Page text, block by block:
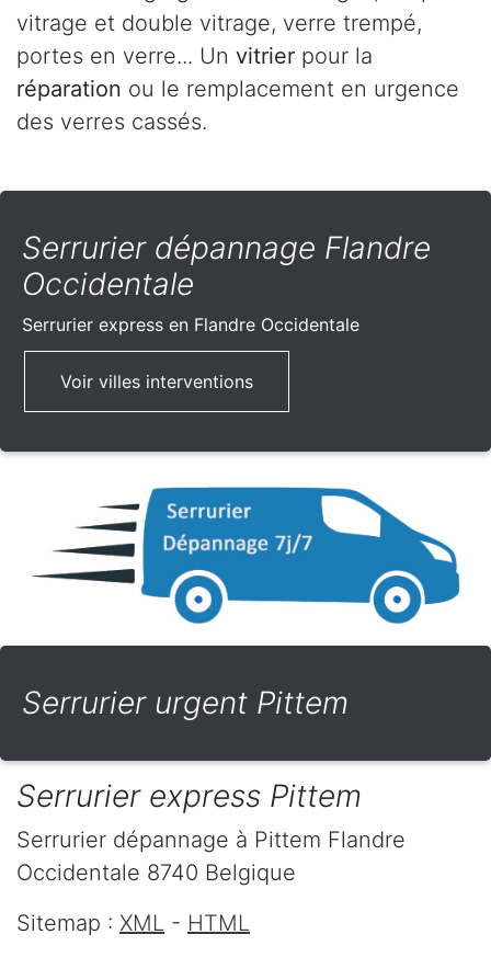
vitrage et double vitrage, verre trempé,
portes en verre... Un vitrier pour la
réparation ou le remplacement en urgence
des verres cassés.
Serrurier dépannage Flandre
Occidentale
Serrurier express en Flandre Occidentale
Voir villes interventions
Serrurier urgent Pittem
Serrurier express Pittem
Serrurier dépannage à Pittem Flandre
Occidentale 8740 Belgique
Sitemap : XML - HTML